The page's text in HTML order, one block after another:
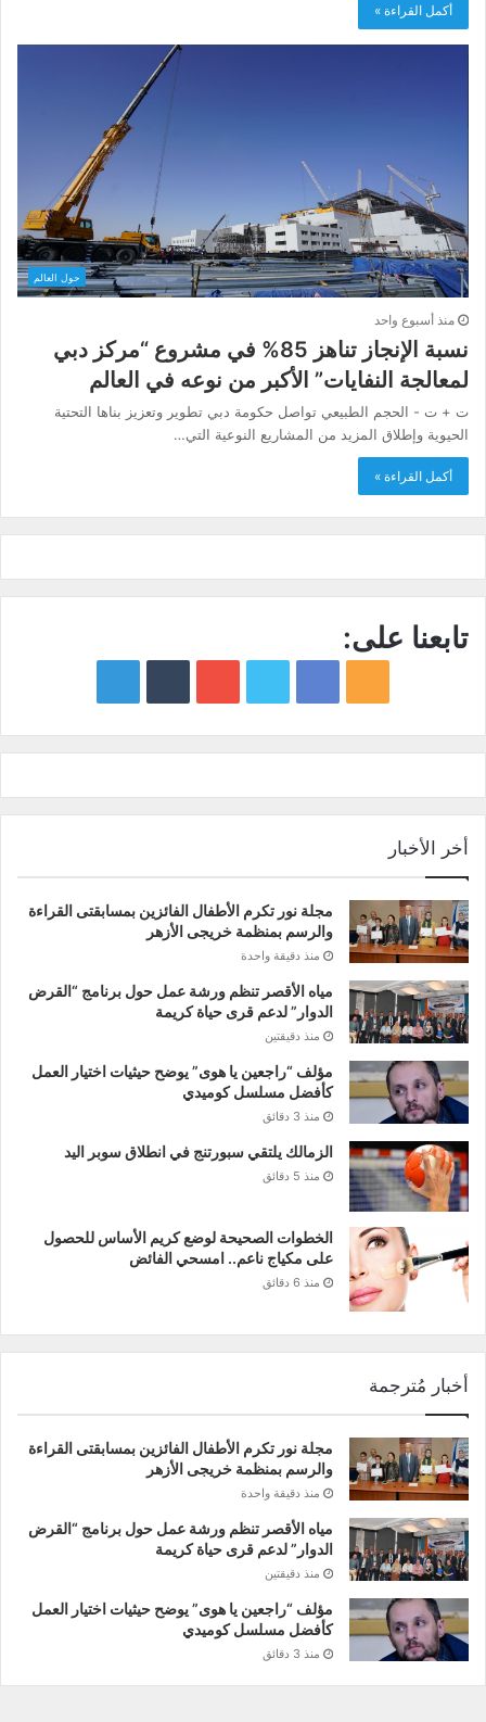
أكمل القراءة »
حول العالم
منذ أسبوع واحد
نسبة الإنجاز تناهز 85% في مشروع “مركز دبي
لمعالجة النفايات” الأكبر من نوعه في العالم
ت + ت - الحجم الطبيعي تواصل حكومة دبي تطوير وتعزيز بناها التحتية
الحيوية وإطلاق المزيد من المشاريع النوعية التي…
أكمل القراءة »
تابعنا على:
أخر الأخبار
مجلة نور تكرم الأطفال الفائزين بمسابقتى القراءة
والرسم بمنظمة خريجى الأزهر
منذ دقيقة واحدة
مياه الأقصر تنظم ورشة عمل حول برنامج “القرض
الدوار” لدعم قرى حياة كريمة
منذ دقيقتين
مؤلف “راجعين يا هوى” يوضح حيثيات اختيار العمل
كأفضل مسلسل كوميدي
منذ 3 دقائق
الزمالك يلتقي سبورتنج في انطلاق سوبر اليد
منذ 5 دقائق
الخطوات الصحيحة لوضع كريم الأساس للحصول
على مكياج ناعم.. امسحي الفائض
منذ 6 دقائق
أخبار مُترجمة
مجلة نور تكرم الأطفال الفائزين بمسابقتى القراءة
والرسم بمنظمة خريجى الأزهر
منذ دقيقة واحدة
مياه الأقصر تنظم ورشة عمل حول برنامج “القرض
الدوار” لدعم قرى حياة كريمة
منذ دقيقتين
مؤلف “راجعين يا هوى” يوضح حيثيات اختيار العمل
كأفضل مسلسل كوميدي
منذ 3 دقائق